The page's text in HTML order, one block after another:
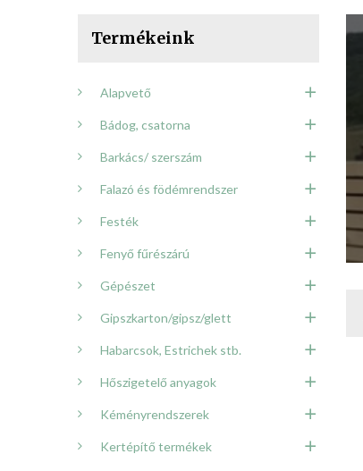
Termékeink
Alapvető
Bádog, csatorna
Barkács/ szerszám
Falazó és födémrendszer
Festék
Fenyő fűrészárú
Gépészet
Gipszkarton/gipsz/glett
Habarcsok, Estrichek stb.
Hőszigetelő anyagok
Kéményrendszerek
Kertépítő termékek